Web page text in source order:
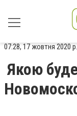
07:28, 17 жовтня 2020 р.
Якою